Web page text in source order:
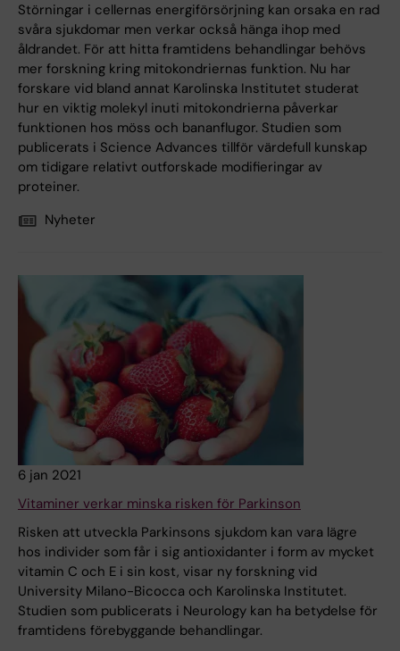
Störningar i cellernas energiförsörjning kan orsaka en rad
svåra sjukdomar men verkar också hänga ihop med
åldrandet. För att hitta framtidens behandlingar behövs
mer forskning kring mitokondriernas funktion. Nu har
forskare vid bland annat Karolinska Institutet studerat
hur en viktig molekyl inuti mitokondrierna påverkar
funktionen hos möss och bananflugor. Studien som
publicerats i Science Advances tillför värdefull kunskap
om tidigare relativt outforskade modifieringar av
proteiner.
Nyheter
6 jan 2021
Vitaminer verkar minska risken för Parkinson
Risken att utveckla Parkinsons sjukdom kan vara lägre
hos individer som får i sig antioxidanter i form av mycket
vitamin C och E i sin kost, visar ny forskning vid
University Milano-Bicocca och Karolinska Institutet.
Studien som publicerats i Neurology kan ha betydelse för
framtidens förebyggande behandlingar.